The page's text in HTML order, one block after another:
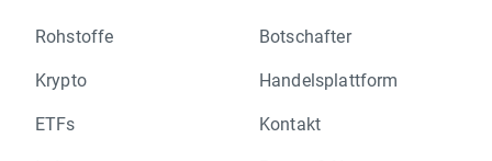
Rohstoffe
Krypto
ETFs
Botschafter
Handelsplattform
Kontakt